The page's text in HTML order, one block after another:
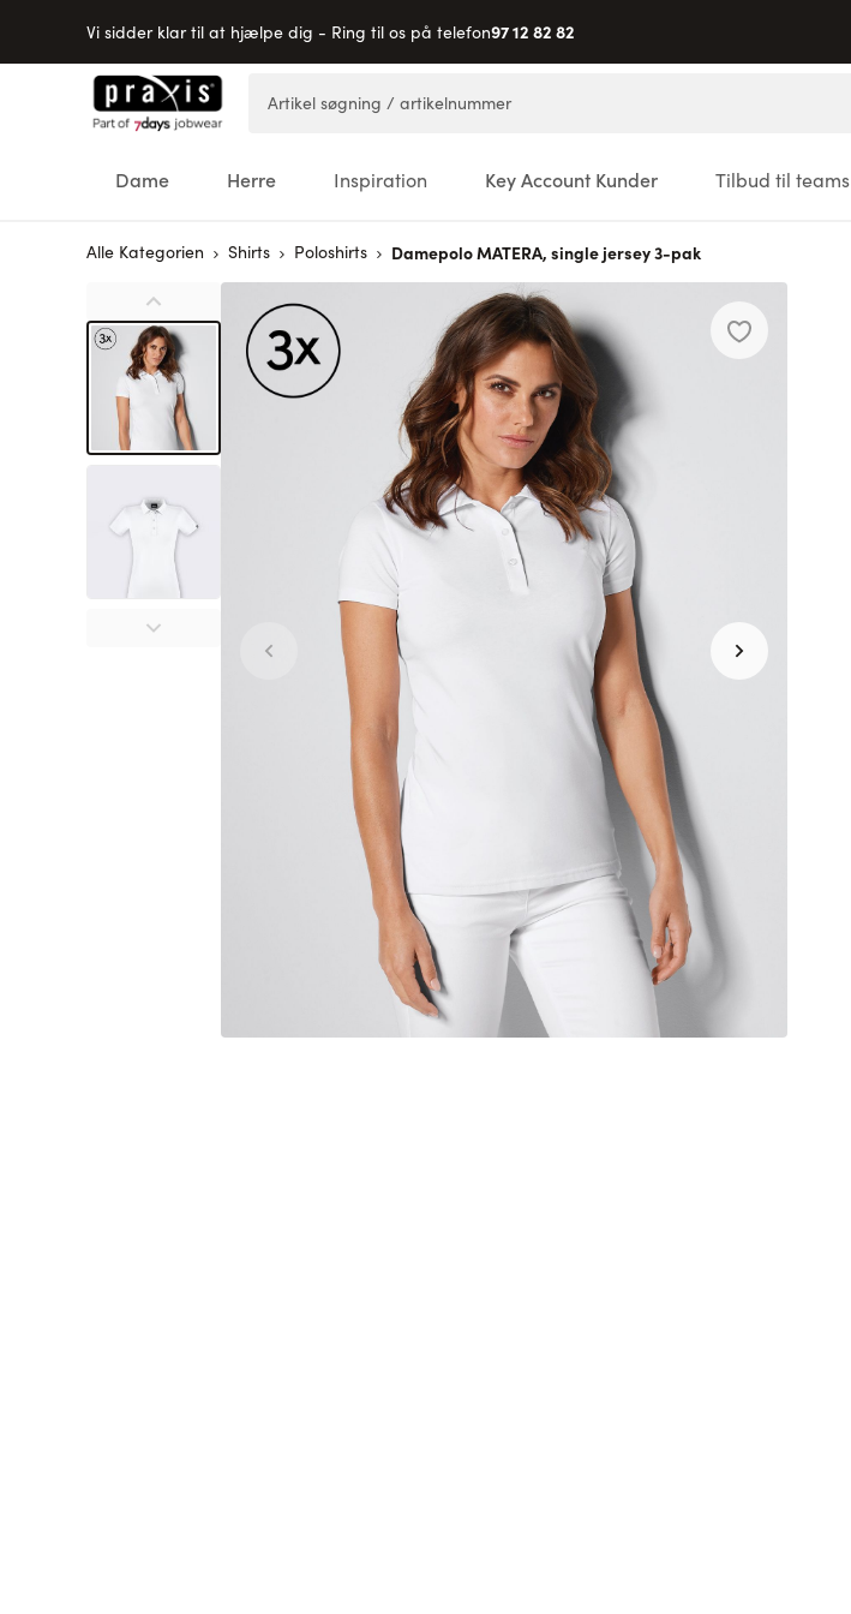
Vi sidder klar til at hjælpe dig - Ring til os på telefon97 12 82 82
Skip to Content
Dame Herre Inspiration Key Account Kunder Tilbud til teams
Alle Kategorien Shirts Poloshirts Damepolo MATERA, single jersey 3-pak